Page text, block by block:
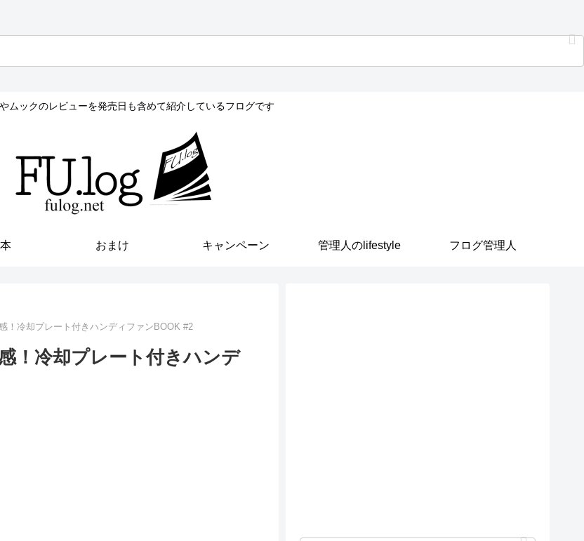
ムックのレビューを発売日も含めて紹介しているフログです
おまけ キャンペーン 管理人のlifestyle フログ管理人
！冷却プレート付きハンディファンBOOK #2
！冷却プレート付きハンデ